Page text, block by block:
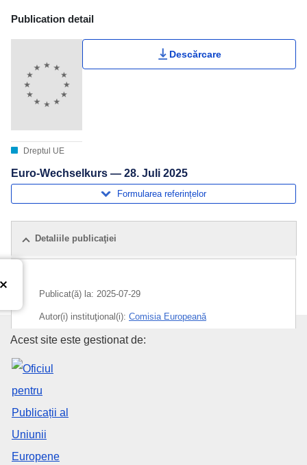
Publication Detail Actions Portlet
Publication detail
Dreptul UE
Descărcare
Euro-Wechselkurs — 28. Juli 2025
Formularea referințelor
Detaliile publicaţiei
Publicat(ă) la: 2025-07-29
Autor(i) instituţional(i): Comisia Europeană
Subiecte: bani,Euro, rată de schimb
CELEX : C/2025/03659
ELI :
OJ : C_202503659
IMMC : 9999
Oficiul pentru Publicații al
Acest site este gestionat de: